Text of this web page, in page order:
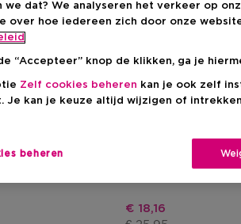
SCENTO
Kortingsprijs
€ 18,16
we dat? We analyseren het verkeer op
over hoe iedereen zich door onze
“Accepteer” knop de klikken, ga je
Zelf cookies beheren kan je ook zelf
Je kan je keuze altijd wijzigen of
beheren